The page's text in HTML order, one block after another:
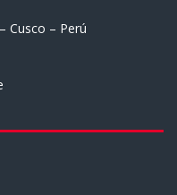
Cusco – Perú